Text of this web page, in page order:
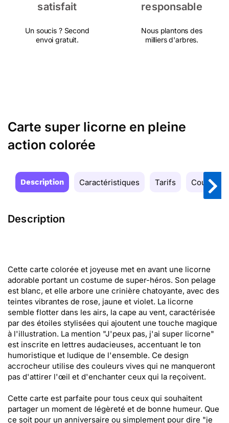
satisfait
Un soucis ? Second
envoi gratuit.
responsable
Nous plantons des
milliers d'arbres.
Carte super licorne en pleine
action colorée
Description Caractéristiques Tarifs Couleurs
Description
Cette carte colorée et joyeuse met en avant une licorne
adorable portant un costume de super-héros. Son pelage
est blanc, et elle arbore une crinière chatoyante, avec des
teintes vibrantes de rose, jaune et violet. La licorne
semble flotter dans les airs, la cape au vent, caractérisée
par des étoiles stylisées qui ajoutent une touche magique
à l'illustration. La mention "J'peux pas, j'ai super licorne"
est inscrite en lettres audacieuses, accentuant le ton
humoristique et ludique de l'ensemble. Ce design
accrocheur utilise des couleurs vives qui ne manqueront
pas d'attirer l'œil et d'enchanter ceux qui la reçoivent.
Cette carte est parfaite pour tous ceux qui souhaitent
partager un moment de légèreté et de bonne humeur. Que
ce soit pour un anniversaire ou simplement pour dire "je